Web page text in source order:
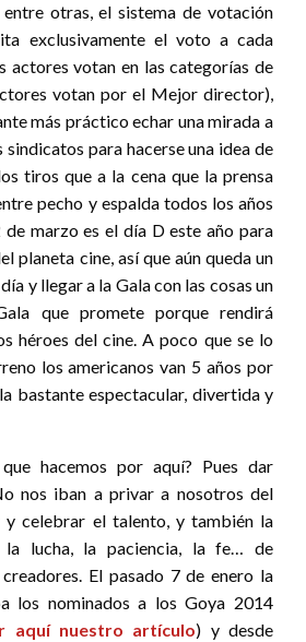
otras, el sistema de votación
exclusivamente el voto a cada
actores votan en las categorías de
votan por el Mejor director),
más práctico echar una mirada a
para hacerse una idea de
tiros que a la cena que la prensa
pecho y espalda todos los años
de marzo es el día D este año para
planeta cine, así que aún queda un
y llegar a la Gala con las cosas un
que promete porque rendirá
héroes del cine. A poco que se lo
los americanos van 5 años por
bastante espectacular, divertida y
hacemos por aquí? Pues dar
nos iban a privar a nosotros del
y celebrar el talento, y también la
la lucha, la paciencia, la fe… de
El pasado 7 de enero la
los nominados a los Goya 2014
aquí nuestro artículo) y desde